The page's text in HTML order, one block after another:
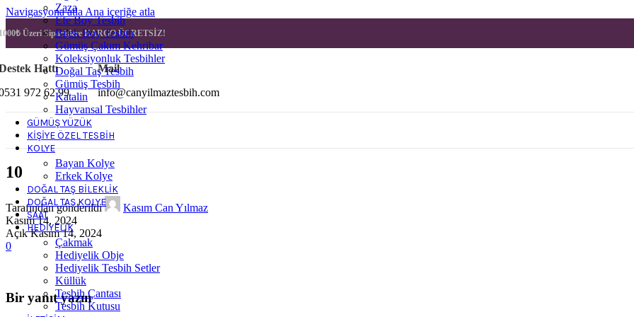
Navigasyona atla Ana içeriğe atla
Üzeri Siparişlere KARGO ÜCRETSİZ!
Hattı
972 62 99
Mail
info@canyilmaztesbih.com
Zaza
Efe Boy Tesbih
Bilek Boy Tesbih
Gümüş Çakım Kehribar
Koleksiyonluk Tesbihler
Doğal Taş Tesbih
Gümüş Tesbih
Katalin
Hayvansal Tesbihler
GÜMÜŞ YÜZÜK
KIŞIYE ÖZEL TESBIH
KOLYE
Bayan Kolye
Erkek Kolye
DOĞAL TAŞ BILEKLIK
DOĞAL TAŞ KOLYE
SAAT
HEDIYELIK
Çakmak
Hediyelik Obje
Hediyelik Tesbih Setler
Küllük
Tesbih Çantası
Tesbih Kutusu
10
Tarafından gönderildi
Kasım Can Yılmaz
Kasım 14, 2024
Açık Kasım 14, 2024
0
Bir yanıt yazın